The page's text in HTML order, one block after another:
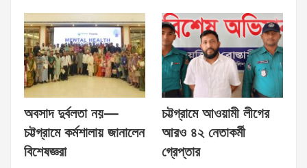
অবসাদ দুর্বলতা নয়—
চট্টগ্রামে কর্মশালায় জানালেন
বিশেষজ্ঞরা
চট্টগ্রামে আওয়ামী লীগের
আরও ৪২ নেতাকর্মী
গ্রেপ্তার